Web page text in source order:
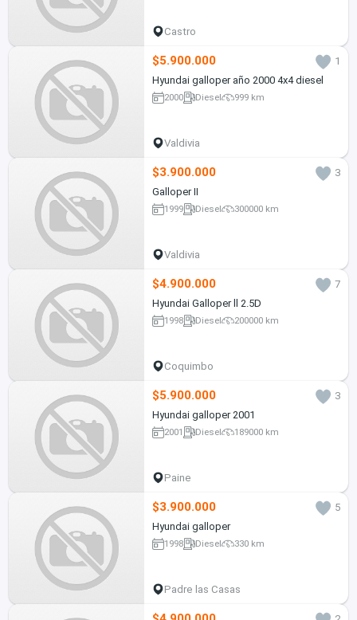
Castro
$5.900.000
1
Hyundai galloper año 2000 4x4 diesel
2000 Diesel 999 km
Valdivia
$3.900.000
3
Galloper II
1999 Diesel 300000 km
Valdivia
$4.900.000
7
Hyundai Galloper ll 2.5D
1998 Diesel 200000 km
Coquimbo
$5.900.000
3
Hyundai galloper 2001
2001 Diesel 189000 km
Paine
$3.900.000
5
Hyundai galloper
1998 Diesel 330 km
Padre las Casas